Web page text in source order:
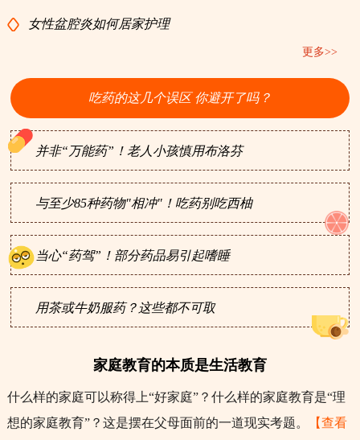
女性盆腔炎如何居家护理
更多>>
吃药的这几个误区 你避开了吗？
并非“万能药”！老人小孩慎用布洛芬
与至少85种药物"相冲"！吃药别吃西柚
当心“药驾”！部分药品易引起嗜睡
用茶或牛奶服药？这些都不可取
家庭教育的本质是生活教育
什么样的家庭可以称得上“好家庭”？什么样的家庭教育是“理
想的家庭教育”？这是摆在父母面前的一道现实考题。
【查看